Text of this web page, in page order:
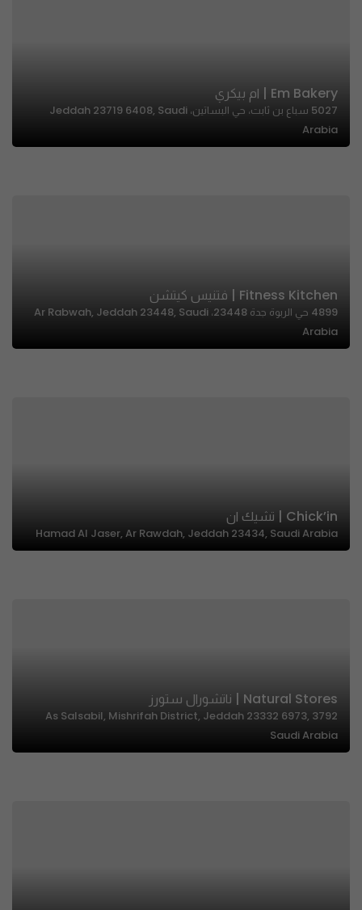
Em Bakery | ام بيكري
5027 سباع بن ثابت، حي البساتين، Jeddah 23719 6408, Saudi
Arabia
Fitness Kitchen | فتنيس كيتشن
4899 حي الربوة جدة 23448، Ar Rabwah, Jeddah 23448, Saudi
Arabia
Chick’in | تشيك ان
Hamad Al Jaser, Ar Rawdah, Jeddah 23434, Saudi Arabia
Natural Stores | ناتشورال ستورز
3792 As Salsabil, Mishrifah District, Jeddah 23332 6973,
Saudi Arabia